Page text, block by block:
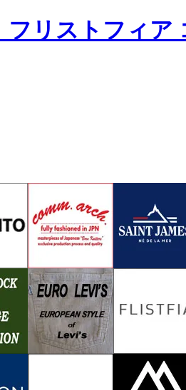
リストフィア